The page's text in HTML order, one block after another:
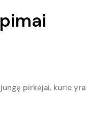
pirkėjai, kurie yra